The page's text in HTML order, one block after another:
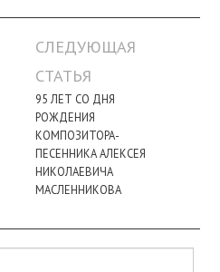
СЛЕДУЮЩАЯ
СТАТЬЯ
95 ЛЕТ СО ДНЯ
РОЖДЕНИЯ
КОМПОЗИТОРА-
ПЕСЕННИКА АЛЕКСЕЯ
НИКОЛАЕВИЧА
МАСЛЕННИКОВА